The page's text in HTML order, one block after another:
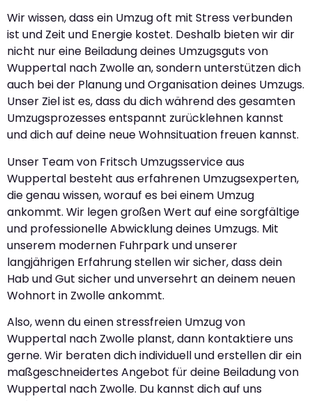
Wir wissen, dass ein Umzug oft mit Stress verbunden
ist und Zeit und Energie kostet. Deshalb bieten wir dir
nicht nur eine Beiladung deines Umzugsguts von
Wuppertal nach Zwolle an, sondern unterstützen dich
auch bei der Planung und Organisation deines Umzugs.
Unser Ziel ist es, dass du dich während des gesamten
Umzugsprozesses entspannt zurücklehnen kannst
und dich auf deine neue Wohnsituation freuen kannst.
Unser Team von Fritsch Umzugsservice aus
Wuppertal besteht aus erfahrenen Umzugsexperten,
die genau wissen, worauf es bei einem Umzug
ankommt. Wir legen großen Wert auf eine sorgfältige
und professionelle Abwicklung deines Umzugs. Mit
unserem modernen Fuhrpark und unserer
langjährigen Erfahrung stellen wir sicher, dass dein
Hab und Gut sicher und unversehrt an deinem neuen
Wohnort in Zwolle ankommt.
Also, wenn du einen stressfreien Umzug von
Wuppertal nach Zwolle planst, dann kontaktiere uns
gerne. Wir beraten dich individuell und erstellen dir ein
maßgeschneidertes Angebot für deine Beiladung von
Wuppertal nach Zwolle. Du kannst dich auf uns